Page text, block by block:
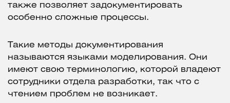
также позволяет задокументировать
особенно сложные процессы.
Такие методы документирования
называются языками моделирования. Они
имеют свою терминологию, которой владеют
сотрудники отдела разработки, так что с
чтением проблем не возникает.